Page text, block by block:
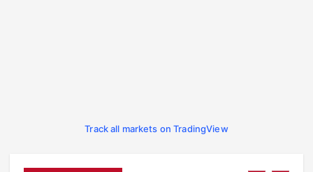
Track all markets on TradingView